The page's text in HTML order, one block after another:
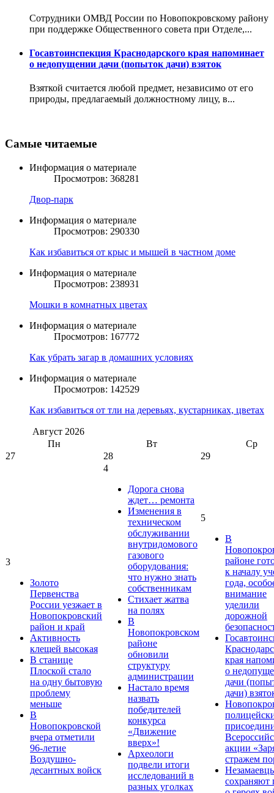
Сотрудники ОМВД России по Новопокровскому району
при поддержке Общественного совета при Отделе,...
Госавтоинспекция Краснодарского края напоминает
о недопущении дачи (попыток дачи) взяток
Взяткой считается любой предмет, независимо от его
природы, предлагаемый должностному лицу, в...
Самые читаемые
Информация о материале
Просмотров: 368281
Двор-парк
Информация о материале
Просмотров: 290330
Как избавиться от крыс и мышей в частном доме
Информация о материале
Просмотров: 238931
Мошки в комнатных цветах
Информация о материале
Просмотров: 167772
Как убрать загар в домашних условиях
Информация о материале
Просмотров: 142529
Как избавиться от тли на деревьях, кустарниках, цветах
Август 2026
Пн
Вт
Ср
27
28 29
3
Золото
Первенства
России уезжает в
Новопокровский
район и край
Активность
клещей высокая
В станице
Плоской стало
на одну бытовую
проблему
меньше
В
Новопокровской
вчера отметили
96-летие
Воздушно-
десантных войск
4
Дорога снова
ждет… ремонта
Изменения в
техническом
обслуживании
внутридомового
газового
оборудования:
что нужно знать
собственникам
Стихает жатва
на полях
В
Новопокровском
районе
обновили
структуру
администрации
Настало время
назвать
победителей
конкурса
«Движение
вверх»!
Археологи
подвели итоги
исследований в
разных уголках
5
В
районе
к началу
года,
внимание
уделили
дорожной
края
о
дачи
дачи)
акции
стражем
сохраняют